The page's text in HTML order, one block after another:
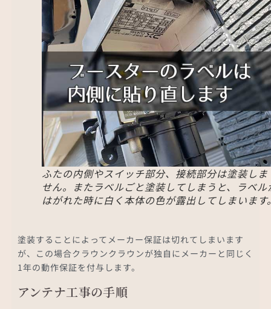
ふたの内側やスイッチ部分、接続部分は塗装しま
せん。またラベルごと塗装してしまうと、ラベル
はがれた時に白く本体の色が露出してしまいます
塗装することによってメーカー保証は切れてしまいます
が、この場合クラウンクラウンが独自にメーカーと同じく
1年の動作保証を付与します。
アンテナ工事の手順